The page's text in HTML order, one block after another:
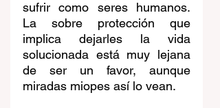
sufrir como seres humanos.
La sobre protección que
implica dejarles la vida
solucionada está muy lejana
de ser un favor, aunque
miradas miopes así lo vean.